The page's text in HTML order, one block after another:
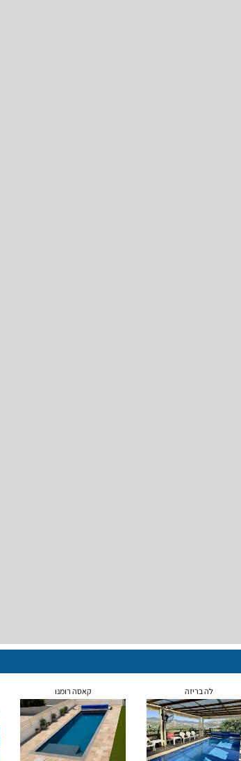
לה בריזה קאסה רומנו